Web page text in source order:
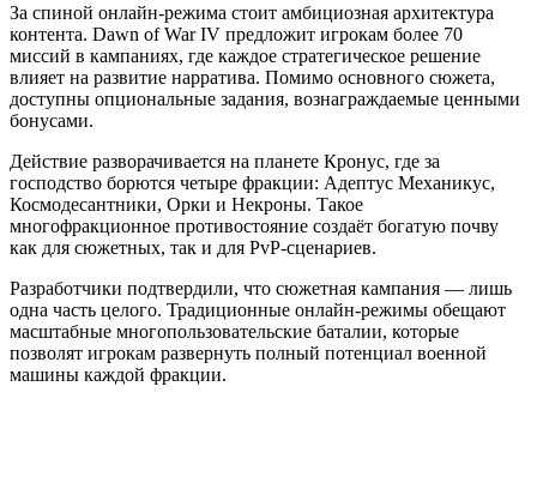
За спиной онлайн-режима стоит амбициозная архитектура
контента. Dawn of War IV предложит игрокам более 70
миссий в кампаниях, где каждое стратегическое решение
влияет на развитие нарратива. Помимо основного сюжета,
доступны опциональные задания, вознаграждаемые ценными
бонусами.
Действие разворачивается на планете Кронус, где за
господство борются четыре фракции: Адептус Механикус,
Космодесантники, Орки и Некроны. Такое
многофракционное противостояние создаёт богатую почву
как для сюжетных, так и для PvP-сценариев.
Разработчики подтвердили, что сюжетная кампания — лишь
одна часть целого. Традиционные онлайн-режимы обещают
масштабные многопользовательские баталии, которые
позволят игрокам развернуть полный потенциал военной
машины каждой фракции.